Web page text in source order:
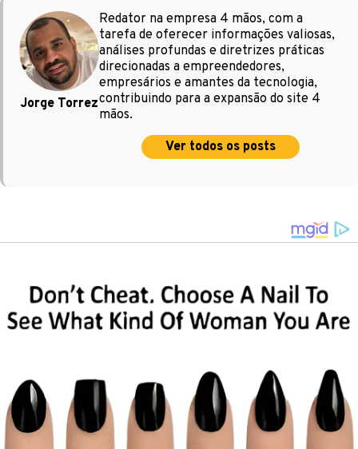
Jorge Torrez
Redator na empresa 4 mãos, com a
tarefa de oferecer informações valiosas,
análises profundas e diretrizes práticas
direcionadas a empreendedores,
empresários e amantes da tecnologia,
contribuindo para a expansão do site 4
mãos.
Ver todos os posts